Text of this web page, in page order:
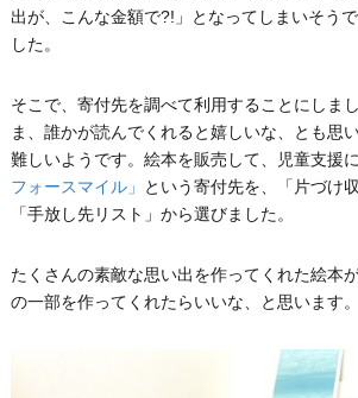
出が、こんな金額で?!」となってしまいそう
した。
そこで、寄付先を調べて利用することにしま
ま、誰かが読んでくれると嬉しいな、とも思
難しいようです。絵本を販売して、児童支援
フォースマイル」
という寄付先を、「片づけ
「手放し先リスト」から選びました。
たくさんの素敵な思い出を作ってくれた絵本
の一部を作ってくれたらいいな、と思います。